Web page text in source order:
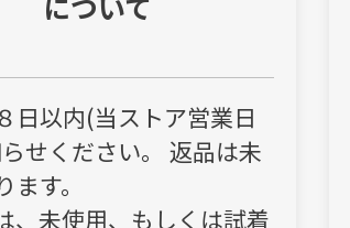
日以内(当ストア営業日
せください。 返品は未
す。
、未使用、もしくは試着